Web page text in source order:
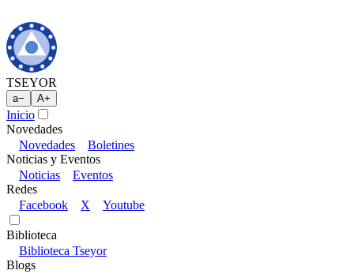
TSEYOR
a− A+
Inicio
Novedades
Novedades
Boletines
Noticias y Eventos
Noticias
Eventos
Redes
Facebook
X Youtube
Biblioteca
Biblioteca Tseyor
Blogs